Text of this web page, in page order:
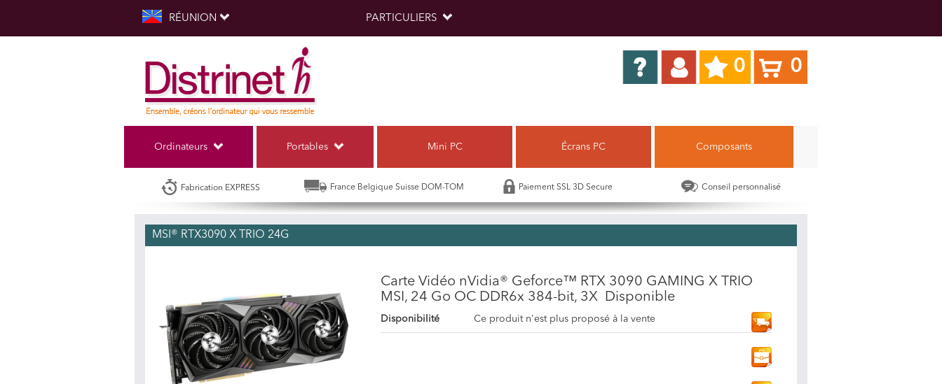
RÉUNION PARTICULIERS
0 0
Ordinateurs Portables Mini PC Écrans PC Composants
Fabrication EXPRESS France Belgique Suisse DOM-TOM Paiement SSL 3D Secure Conseil personnalisé
MSI® RTX3090 X TRIO 24G
Carte Vidéo nVidia® Geforce™ RTX 3090 GAMING X TRIO
MSI, 24 Go OC DDR6x 384-bit, 3X Disponible
Disponibilité Ce produit n'est plus proposé à la vente